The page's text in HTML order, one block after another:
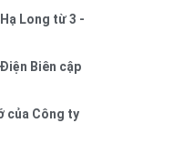
Long từ 3 -
Biên cập
của Công ty